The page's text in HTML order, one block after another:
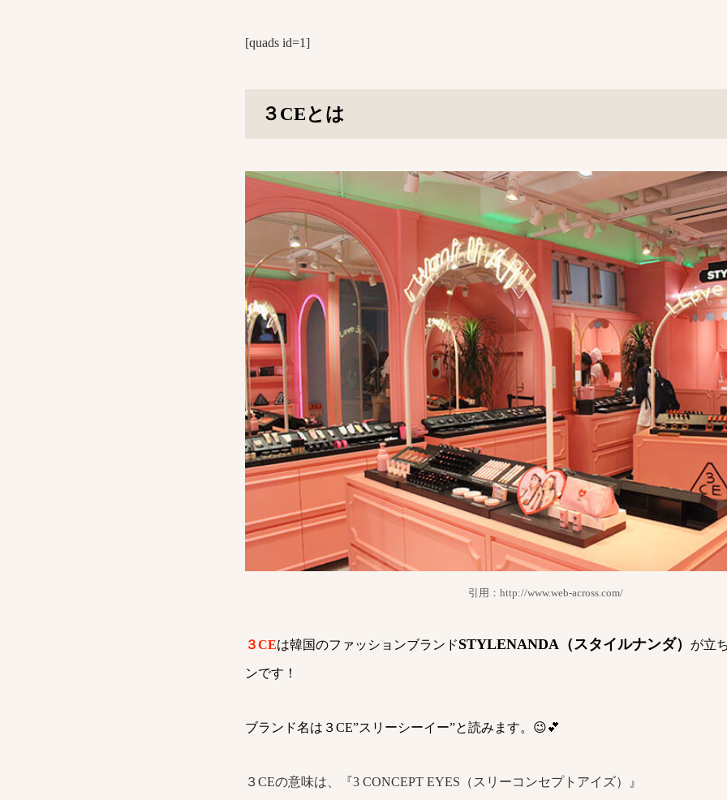
[quads id=1]
３CEとは
引用：http://www.web-across.com/
３CEは韓国のファッションブランドSTYLENANDA（スタイルナンダ） が立
ンです！
ブランド名は３CE”スリーシーイー”と読みます。 😉💕
３CEの意味は、『3 CONCEPT EYES（スリーコンセプトアイズ）』